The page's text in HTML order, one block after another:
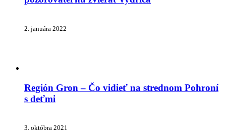
2. januára 2022
Región Gron – Čo vidieť na strednom Pohroní
s deťmi
3. októbra 2021